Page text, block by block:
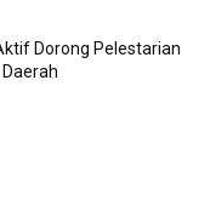
Dorong Pelestarian